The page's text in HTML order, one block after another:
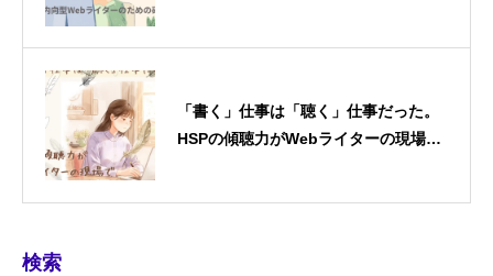
「書く」仕事は「聴く」仕事だった。
HSPの傾聴力がWebライターの現場で
検索